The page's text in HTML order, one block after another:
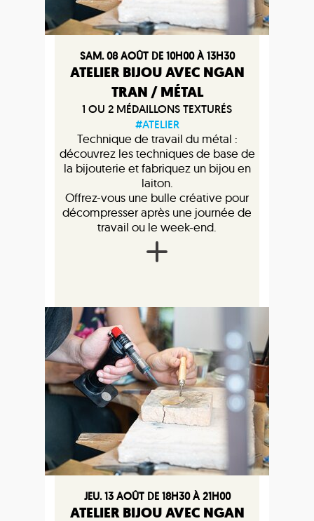
SAM. 08 AOÛT DE 10H00 À 13H30
ATELIER BIJOU AVEC NGAN
TRAN / MÉTAL
1 OU 2 MÉDAILLONS TEXTURÉS
#ATELIER
Technique de travail du métal :
découvrez les techniques de base de
la bijouterie et fabriquez un bijou en
laiton.
Offrez-vous une bulle créative pour
décompresser après une journée de
travail ou le week-end.
JEU. 13 AOÛT DE 18H30 À 21H00
ATELIER BIJOU AVEC NGAN